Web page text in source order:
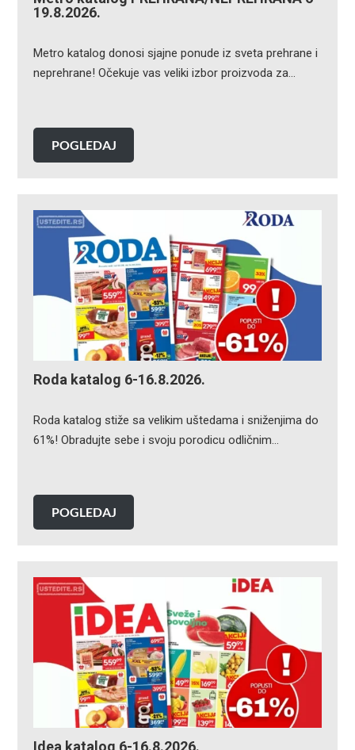
19.8.2026.
Metro katalog donosi sjajne ponude iz sveta prehrane i
neprehrane! Očekuje vas veliki izbor proizvoda za…
POGLEDAJ
Roda katalog 6-16.8.2026.
Roda katalog stiže sa velikim uštedama i sniženjima do
61%! Obradujte sebe i svoju porodicu odličnim…
POGLEDAJ